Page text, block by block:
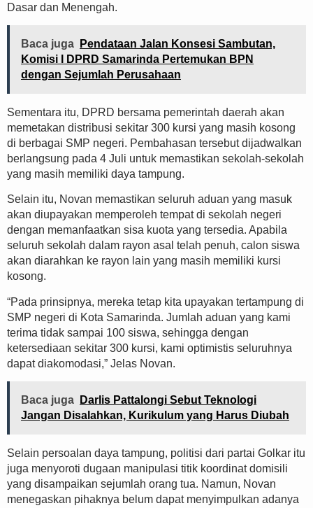
Dasar dan Menengah.
Baca juga
Pendataan Jalan Konsesi Sambutan,
Komisi I DPRD Samarinda Pertemukan BPN
dengan Sejumlah Perusahaan
Sementara itu, DPRD bersama pemerintah daerah akan
memetakan distribusi sekitar 300 kursi yang masih kosong
di berbagai SMP negeri. Pembahasan tersebut dijadwalkan
berlangsung pada 4 Juli untuk memastikan sekolah-sekolah
yang masih memiliki daya tampung.
Selain itu, Novan memastikan seluruh aduan yang masuk
akan diupayakan memperoleh tempat di sekolah negeri
dengan memanfaatkan sisa kuota yang tersedia. Apabila
seluruh sekolah dalam rayon asal telah penuh, calon siswa
akan diarahkan ke rayon lain yang masih memiliki kursi
kosong.
“Pada prinsipnya, mereka tetap kita upayakan tertampung di
SMP negeri di Kota Samarinda. Jumlah aduan yang kami
terima tidak sampai 100 siswa, sehingga dengan
ketersediaan sekitar 300 kursi, kami optimistis seluruhnya
dapat diakomodasi,” Jelas Novan.
Baca juga
Darlis Pattalongi Sebut Teknologi
Jangan Disalahkan, Kurikulum yang Harus Diubah
Selain persoalan daya tampung, politisi dari partai Golkar itu
juga menyoroti dugaan manipulasi titik koordinat domisili
yang disampaikan sejumlah orang tua. Namun, Novan
menegaskan pihaknya belum dapat menyimpulkan adanya